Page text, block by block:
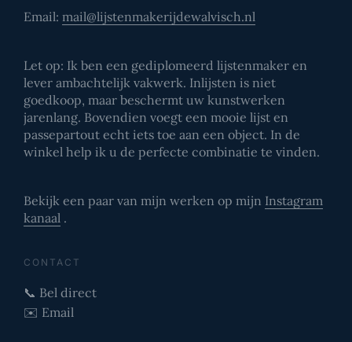
Email: mail@lijstenmakerijdewalvisch.nl
Let op: Ik ben een gediplomeerd lijstenmaker en
lever ambachtelijk vakwerk. Inlijsten is niet
goedkoop, maar beschermt uw kunstwerken
jarenlang. Bovendien voegt een mooie lijst en
passepartout echt iets toe aan een object. In de
winkel help ik u de perfecte combinatie te vinden.
Bekijk een paar van mijn werken op mijn Instagram
kanaal .
CONTACT
📞 Bel direct
✉️ Email